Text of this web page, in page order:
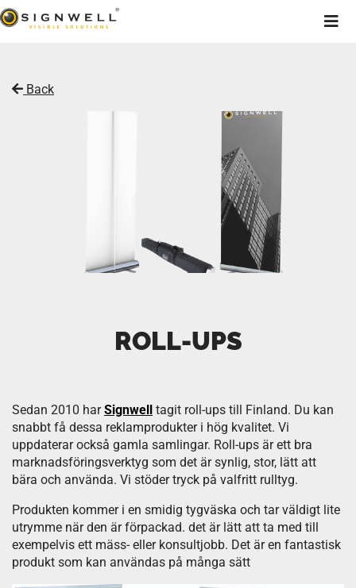
Back
ROLL-UPS
Sedan 2010 harSignwell tagit roll-ups till Finland. Du kan
snabbt få dessa reklamprodukter i hög kvalitet. Vi
uppdaterar också gamla samlingar. Roll-ups är ett bra
marknadsföringsverktyg som det är synlig, stor, lätt att
bära och använda. Vi stöder tryck på valfritt rulltyg.
Produkten kommer i en smidig tygväska och tar väldigt lite
utrymme när den är förpackad. det är lätt att ta med till
exempelvis ett mäss- eller konsultjobb. Det är en fantastisk
produkt som kan användas på många sätt